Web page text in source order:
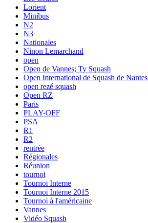
Lorient
Minibus
N2
N3
Nationales
Ninon Lemarchand
open
Open de Vannes; Ty Squash
Open International de Squash de Nantes
open rezé squash
Open RZ
Paris
PLAY-OFF
PSA
R1
R2
rentrée
Régionales
Réunion
tournoi
Tournoi Interne
Tournoi Interne 2015
Tournoi à l'américaine
Vannes
Vidéo Squash